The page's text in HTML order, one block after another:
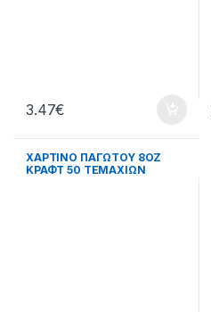
3.47€
ΧΑΡΤΙΝΟ ΠΑΓΩΤΟΥ 8ΟΖ
ΚΡΑΦΤ 50 ΤΕΜΑΧΙΩΝ